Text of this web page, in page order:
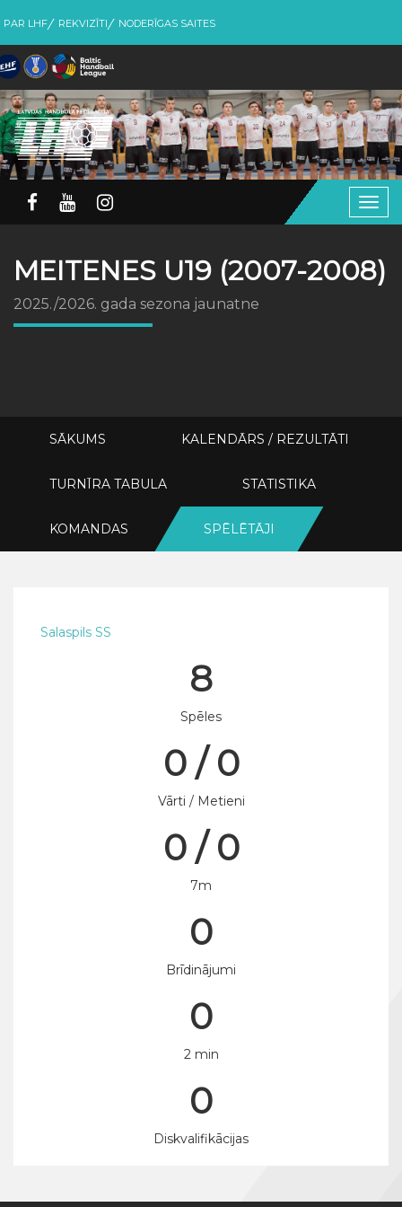
PAR LHF REKVIZĪTI NODERĪGAS SAITES
MEITENES U19 (2007-2008)
2025./2026. gada sezona jaunatne
SĀKUMS KALENDĀRS / REZULTĀTI
TURNĪRA TABULA STATISTIKA
KOMANDAS SPĒLĒTĀJI
Salaspils SS
8
Spēles
0 / 0
Vārti / Metieni
0 / 0
7m
0
Brīdinājumi
0
2 min
0
Diskvalifikācijas